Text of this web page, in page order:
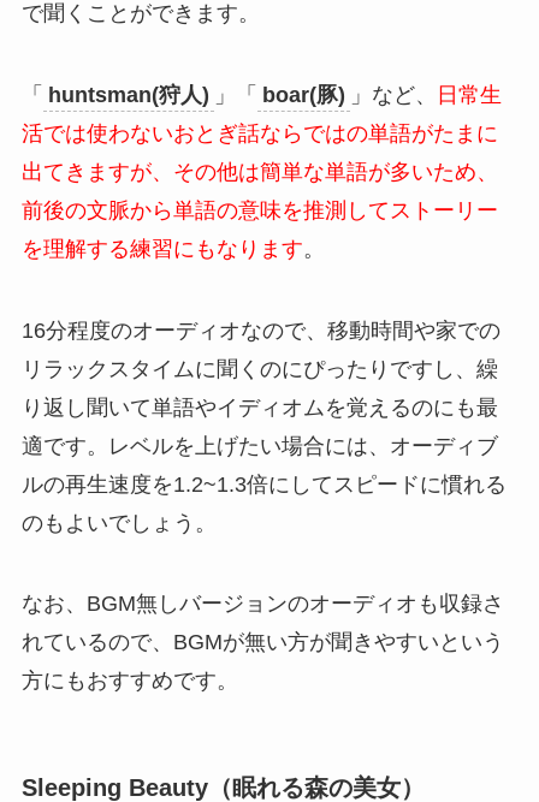
で聞くことができます。
「 huntsman(狩人) 」「 boar(豚) 」など、
日常生
活では使わないおとぎ話ならではの単語がたまに
出てきますが、その他は簡単な単語が多いため、
前後の文脈から単語の意味を推測してストーリー
を理解する練習にもなります。
16分程度のオーディオなので、移動時間や家での
リラックスタイムに聞くのにぴったりですし、繰
り返し聞いて単語やイディオムを覚えるのにも最
適です。レベルを上げたい場合には、オーディブ
ルの再生速度を1.2~1.3倍にしてスピードに慣れる
のもよいでしょう。
なお、BGM無しバージョンのオーディオも収録さ
れているので、BGMが無い方が聞きやすいという
方にもおすすめです。
Sleeping Beauty（眠れる森の美女）